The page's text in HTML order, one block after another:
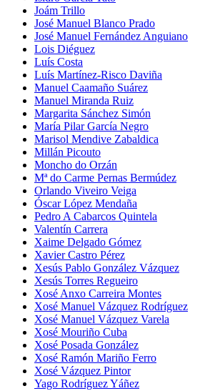
Joám Trillo
José Manuel Blanco Prado
José Manuel Fernández Anguiano
Lois Diéguez
Luís Costa
Luís Martínez-Risco Daviña
Manuel Caamaño Suárez
Manuel Miranda Ruiz
Margarita Sánchez Simón
María Pilar García Negro
Marisol Mendive Zabaldica
Millán Picouto
Moncho do Orzán
Mª do Carme Pernas Bermúdez
Orlando Viveiro Veiga
Óscar López Mendaña
Pedro A Cabarcos Quintela
Valentín Carrera
Xaime Delgado Gómez
Xavier Castro Pérez
Xesús Pablo González Vázquez
Xesús Torres Regueiro
Xosé Anxo Carreira Montes
Xosé Manuel Vázquez Rodríguez
Xosé Manuel Vázquez Varela
Xosé Mouriño Cuba
Xosé Posada González
Xosé Ramón Mariño Ferro
Xosé Vázquez Pintor
Yago Rodríguez Yáñez